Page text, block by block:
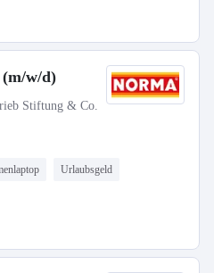
w/d)
Stiftung & Co.
Urlaubsgeld